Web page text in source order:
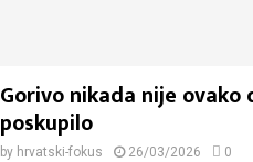
Gorivo nikada nije ovako
poskupilo
by hrvatski-fokus 26/03/2026 0